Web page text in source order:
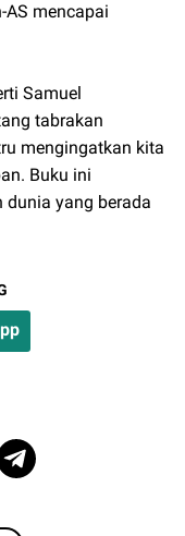
AS mencapai
Samuel
tabrakan
mengingatkan kita
Buku ini
dunia yang berada